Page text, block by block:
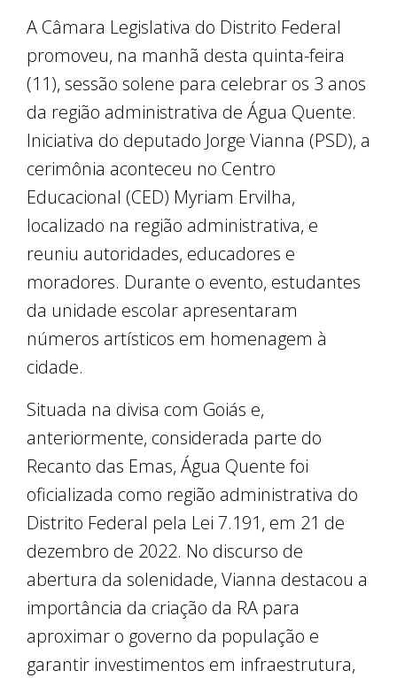
A Câmara Legislativa do Distrito Federal
promoveu, na manhã desta quinta-feira
(11), sessão solene para celebrar os 3 anos
da região administrativa de Água Quente.
Iniciativa do deputado Jorge Vianna (PSD), a
cerimônia aconteceu no Centro
Educacional (CED) Myriam Ervilha,
localizado na região administrativa, e
reuniu autoridades, educadores e
moradores. Durante o evento, estudantes
da unidade escolar apresentaram
números artísticos em homenagem à
cidade.
Situada na divisa com Goiás e,
anteriormente, considerada parte do
Recanto das Emas, Água Quente foi
oficializada como região administrativa do
Distrito Federal pela Lei 7.191, em 21 de
dezembro de 2022. No discurso de
abertura da solenidade, Vianna destacou a
importância da criação da RA para
aproximar o governo da população e
garantir investimentos em infraestrutura,